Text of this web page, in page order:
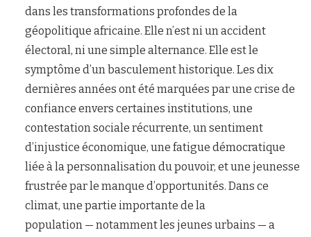
dans les transformations profondes de la
géopolitique africaine. Elle n’est ni un accident
électoral, ni une simple alternance. Elle est le
symptôme d’un basculement historique. Les dix
dernières années ont été marquées par une crise de
confiance envers certaines institutions, une
contestation sociale récurrente, un sentiment
d’injustice économique, une fatigue démocratique
liée à la personnalisation du pouvoir, et une jeunesse
frustrée par le manque d’opportunités. Dans ce
climat, une partie importante de la
population — notamment les jeunes urbains — a